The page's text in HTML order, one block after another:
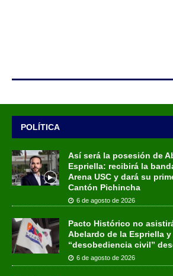
POLÍTICA
Así será la posesión de
Espriella: recibirá la
Arena USC y dará su
Cantón Pichincha
6 de agosto de 2026
Pacto Histórico no
Abelardo de la Espriella
“desobediencia civil”
6 de agosto de 2026